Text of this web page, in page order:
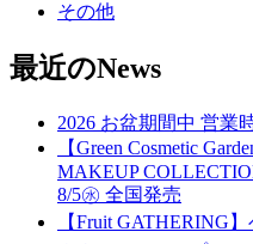
その他
最近のNews
2026 お盆期間中 営業
【Green Cosmetic
MAKEUP
8/5㊌ 全国発売
【Fruit GATHERING